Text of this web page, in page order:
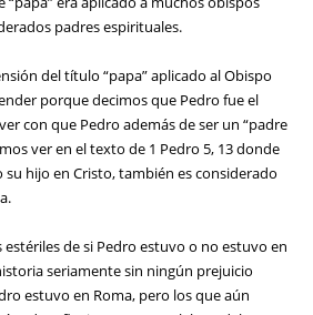
padres espirituales.
del título “papa” aplicado al Obispo
porque decimos que Pedro fue el
con que Pedro además de ser un “padre
ver en el texto de 1 Pedro 5, 13 donde
su hijo en Cristo, también es considerado
de si Pedro estuvo o no estuvo en
seriamente sin ningún prejuicio
estuvo en Roma, pero los que aún